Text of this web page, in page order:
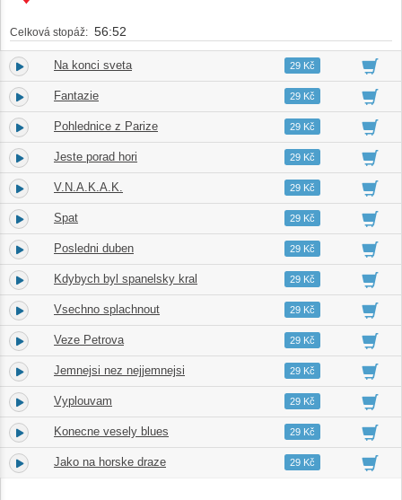
Celková stopáž: 56:52
1. Na konci sveta 04:0929 Kč
2. Fantazie 04:0529 Kč
3. Pohlednice z Parize 04:0229 Kč
4. Jeste porad hori 04:0329 Kč
5. V.N.A.K.A.K. 03:0429 Kč
6. Spat 04:0229 Kč
7. Posledni duben 03:1529 Kč
8. Kdybych byl spanelsky kral 04:1829 Kč
9. Vsechno splachnout 04:1329 Kč
10. Veze Petrova 03:5929 Kč
11. Jemnejsi nez nejjemnejsi 04:3729 Kč
12. Vyplouvam 05:2629 Kč
13. Konecne vesely blues 02:2029 Kč
14. Jako na horske draze 05:1929 Kč